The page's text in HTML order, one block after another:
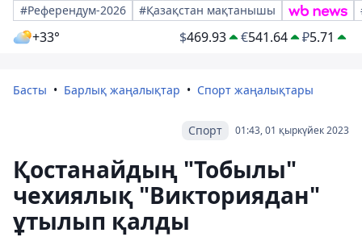
#Референдум-2026
#Қазақстан мақтанышы
+33° $469.93 €541.64 ₽5.71
Басты Барлық жаңалықтар Спорт жаңалықтары
01:43, 01 қыркүйек 2023
Спорт
Қостанайдың "Тобылы"
чехиялық "Викториядан"
ұтылып қалды